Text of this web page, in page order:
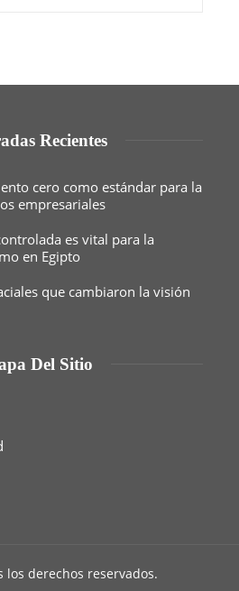
Recientes
cero como estándar para la
empresariales
es vital para la
en Egipto
que cambiaron la visión
Del Sitio
los derechos reservados.